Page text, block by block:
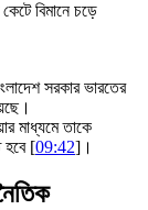
বিমানে চড়ে
সরকার ভারতের
মাধ্যমে তাকে
হবে [09:42]।